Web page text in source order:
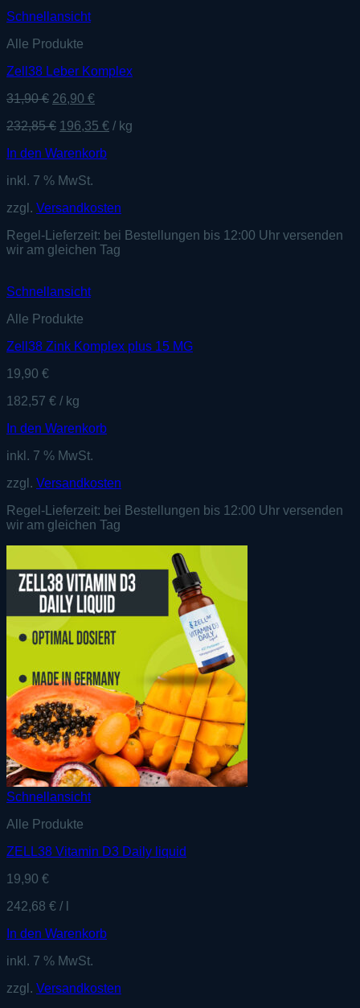
Schnellansicht
Alle Produkte
Zell38 Leber Komplex
31,90€ Ursprünglicher
war:
26,90 €
ist:
232,85€ 196,35 € / kg
In den Warenkorb
inkl. 7 % MwSt.
zzgl. Versandkosten
Regel-Lieferzeit: bei Bestellungen bis 12:00 Uhr versenden
wir am gleichen Tag
Schnellansicht
Alle Produkte
Zell38 Zink Komplex plus 15 MG
19,90 €
182,57 € / kg
In den Warenkorb
inkl. 7 % MwSt.
zzgl. Versandkosten
Regel-Lieferzeit: bei Bestellungen bis 12:00 Uhr versenden
wir am gleichen Tag
Schnellansicht
Alle Produkte
ZELL38 Vitamin D3 Daily liquid
19,90 €
242,68 € /
In den Warenkorb
inkl. 7 % MwSt.
zzgl. Versandkosten